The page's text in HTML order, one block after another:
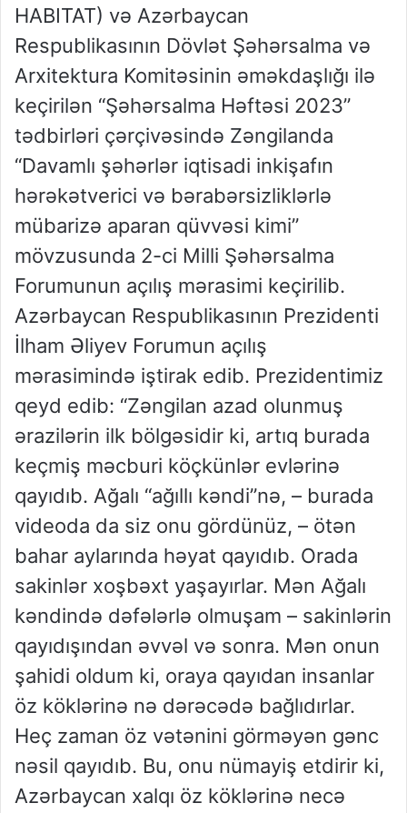
HABITAT) və Azərbaycan
Respublikasının Dövlət Şəhərsalma və
Arxitektura Komitəsinin əməkdaşlığı ilə
keçirilən “Şəhərsalma Həftəsi 2023”
tədbirləri çərçivəsində Zəngilanda
“Davamlı şəhərlər iqtisadi inkişafın
hərəkətverici və bərabərsizliklərlə
mübarizə aparan qüvvəsi kimi”
mövzusunda 2-ci Milli Şəhərsalma
Forumunun açılış mərasimi keçirilib.
Azərbaycan Respublikasının Prezidenti
İlham Əliyev Forumun açılış
mərasimində iştirak edib. Prezidentimiz
qeyd edib: “Zəngilan azad olunmuş
ərazilərin ilk bölgəsidir ki, artıq burada
keçmiş məcburi köçkünlər evlərinə
qayıdıb. Ağalı “ağıllı kəndi”nə, – burada
videoda da siz onu gördünüz, – ötən
bahar aylarında həyat qayıdıb. Orada
sakinlər xoşbəxt yaşayırlar. Mən Ağalı
kəndində dəfələrlə olmuşam – sakinlərin
qayıdışından əvvəl və sonra. Mən onun
şahidi oldum ki, oraya qayıdan insanlar
öz köklərinə nə dərəcədə bağlıdırlar.
Heç zaman öz vətənini görməyən gənc
nəsil qayıdıb. Bu, onu nümayiş etdirir ki,
Azərbaycan xalqı öz köklərinə necə